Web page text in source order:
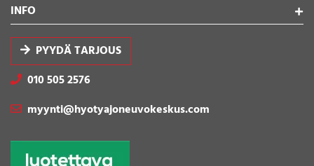
INFO
PYYDÄ TARJOUS
010 505 2576
myynti@hyotyajoneuvokeskus.com